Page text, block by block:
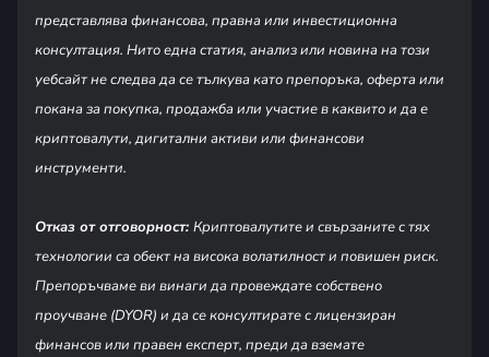
представлява финансова, правна или инвестиционна
консултация. Нито една статия, анализ или новина на този
уебсайт не следва да се тълкува като препоръка, оферта или
покана за покупка, продажба или участие в каквито и да е
криптовалути, дигитални активи или финансови
инструменти.
Отказ от отговорност: Криптовалутите и свързаните с тях
технологии са обект на висока волатилност и повишен риск.
Препоръчваме ви винаги да провеждате собствено
проучване (DYOR) и да се консултирате с лицензиран
финансов или правен експерт, преди да вземате